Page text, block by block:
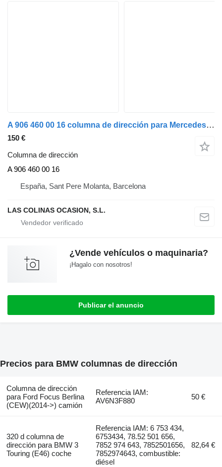
A 906 460 00 16 columna de dirección para Mercedes-Benz SPRINTER camión
150 €
Columna de dirección
A 906 460 00 16
España, Sant Pere Molanta, Barcelona
LAS COLINAS OCASION, S.L.
¿Vende vehículos o maquinaria?
¡Hagalo con nosotros!
Publicar el anuncio
Precios para BMW columnas de dirección
Columna de dirección
para Ford Focus Berlina
(CEW)(2014->) camión
Referencia IAM:
AV6N3F880
50 €
320 d columna de
dirección para BMW 3
Touring (E46) coche
Referencia IAM: 6 753 434,
6753434, 78.52 501 656,
7852 974 643, 7852501656,
7852974643, combustible:
diésel
82,64 €